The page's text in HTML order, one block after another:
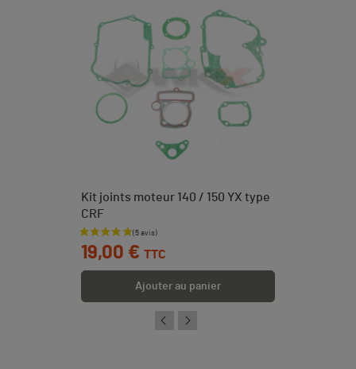
Kit joints moteur 140 / 150 YX type
CRF
Prix
19,00 € TTC
Ajouter au panier